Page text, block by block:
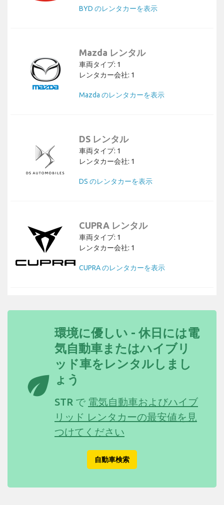
BYD のレンタカーを表示
Mazda レンタル
車両タイプ: 1
レンタカー会社: 1
Mazda のレンタカーを表示
DS レンタル
車両タイプ: 1
レンタカー会社: 1
DS のレンタカーを表示
CUPRA レンタル
車両タイプ: 1
レンタカー会社: 1
CUPRA のレンタカーを表示
eco
環境に優しい - 休日には電
気自動車またはハイブリ
ッド車をレンタルしまし
ょう
STR で 電気自動車およびハイブ
リッド レンタカーの最安値を見
つけてください
自動車検索